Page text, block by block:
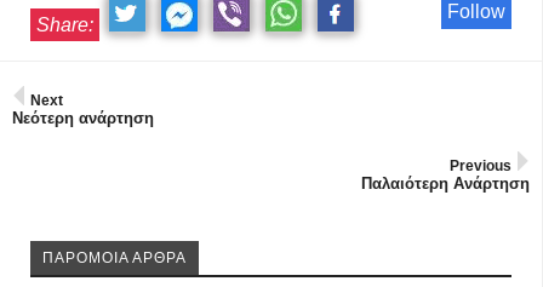
Follow
Share:
Next
Νεότερη ανάρτηση
Previous
Παλαιότερη Ανάρτηση
ΠΑΡΟΜΟΙΑ ΑΡΘΡΑ